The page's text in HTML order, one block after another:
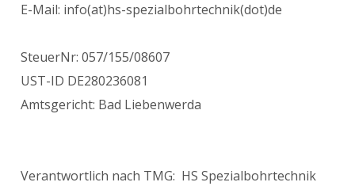
E-Mail: info(at)hs-spezialbohrtechnik(dot)de
SteuerNr: 057/155/08607
UST-ID DE280236081
Amtsgericht: Bad Liebenwerda
Verantwortlich nach TMG: HS Spezialbohrtechnik